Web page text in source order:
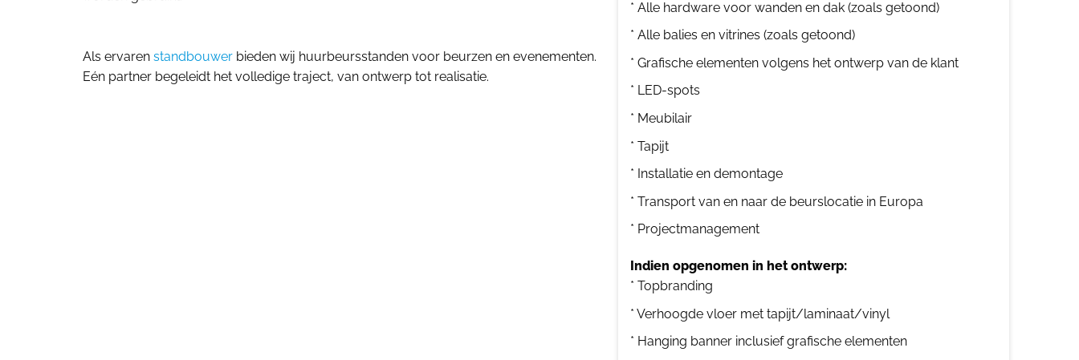
Als ervaren standbouwer bieden wij huurbeursstanden voor beurzen en evenementen.
Eén partner begeleidt het volledige traject, van ontwerp tot realisatie.
* Alle hardware voor wanden en dak (zoals getoond)
* Alle balies en vitrines (zoals getoond)
* Grafische elementen volgens het ontwerp van de klant
* LED-spots
* Meubilair
* Tapijt
* Installatie en demontage
* Transport van en naar de beurslocatie in Europa
* Projectmanagement
Indien opgenomen in het ontwerp:
* Topbranding
* Verhoogde vloer met tapijt/laminaat/vinyl
* Hanging banner inclusief grafische elementen